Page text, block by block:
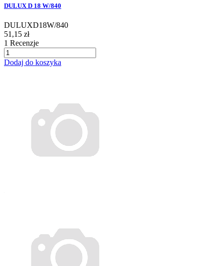
DULUX D 18 W/840
DULUXD18W/840
51,15 zł
1 Recenzje
Dodaj do koszyka